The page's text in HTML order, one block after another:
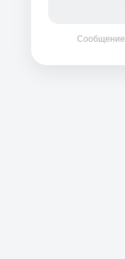
Сообщение